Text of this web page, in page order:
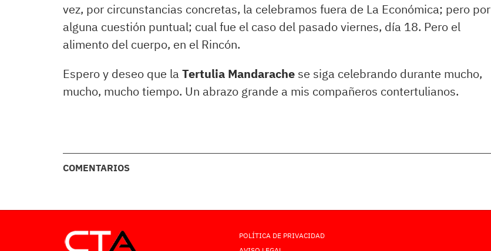
vez, por circunstancias concretas, la celebramos fuera de La Económica; pero por
alguna cuestión puntual; cual fue el caso del pasado viernes, día 18. Pero el
alimento del cuerpo, en el Rincón.
Espero y deseo que la Tertulia Mandarache se siga celebrando durante mucho,
mucho, mucho tiempo. Un abrazo grande a mis compañeros contertulianos.
COMENTARIOS
POLÍTICA DE PRIVACIDAD